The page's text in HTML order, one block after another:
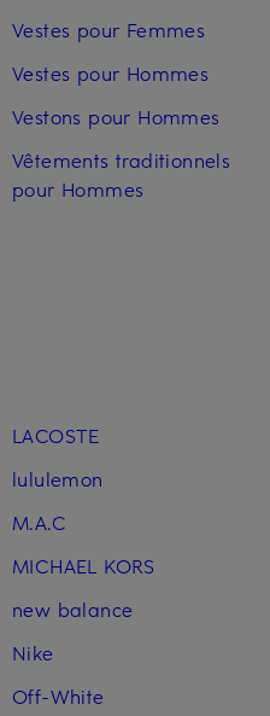
Vestes pour Femmes
Vestes pour Hommes
Vestons pour Hommes
Vêtements traditionnels
pour Hommes
LACOSTE
lululemon
M.A.C
MICHAEL KORS
new balance
Nike
Off-White